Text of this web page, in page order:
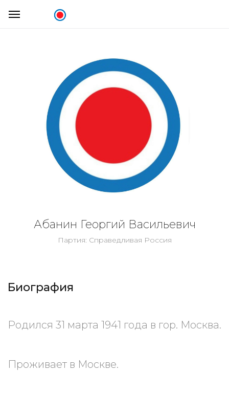
Абанин Георгий Васильевич
Партия: Справедливая Россия
Биография
Родился 31 марта 1941 года в гор. Москва.
Проживает в Москве.